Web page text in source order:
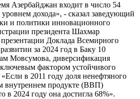
Азербайджан входит в число 54
дохода», - сказал заведующий
и политики инновационного
президента Шахмар
Доклада Всемирного
за 2024 год в Баку 10
Мовсумова, диверсификация
фактором устойчивого
в 2011 году доля ненефтяного
внутреннем продукте (ВВП)
в 2024 году она достигла 68%».